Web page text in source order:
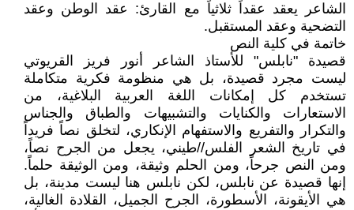
الشاعر يعقد عقداً ثلاثياً مع القارئ: عقد الوطن وعقد
التضحية وعقد المستقبل.
خاتمة في كلية النص
قصيدة "نابلس" للأستاذ الشاعر أنور فريز القريوتي
ليست مجرد قصيدة، بل هي منظومة فكرية متكاملة
تستخدم كل إمكانات اللغة العربية البلاغية، من
الاستعارات والكنايات والتشبيهات والطباق والجناس
والتكرار والتفريع والاستفهام الإنكاري، لتخلق نصاً فريداً
في تاريخ الشعر الفلس//طيني، يجعل من الجرح نصاً،
ومن النص جرحاً، ومن الحلم وثيقة، ومن الوثيقة حلماً.
إنها قصيدة عن نابلس، لكن نابلس هنا ليست مدينة، بل
هي الأيقونة، الأسطورة، الجرح الجميل، القلادة الغالية،